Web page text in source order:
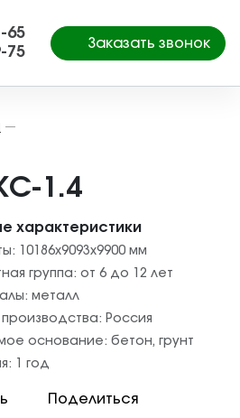
65
75
Заказать звонок
—
1.4
характеристики
10186x9093x9900 мм
группа: от 6 до 12 лет
металл
Россия
основание: бетон, грунт
1 год
Поделиться